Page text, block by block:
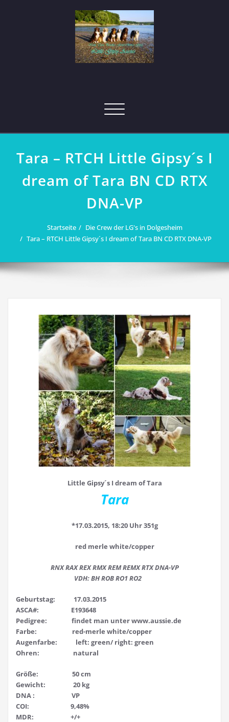
Toggle
Tara – RTCH Little Gipsy´s I
dream of Tara BN CD RTX
DNA-VP
Startseite
Die Crew der LG's in Dolgesheim
Tara – RTCH Little Gipsy´s I dream of Tara BN CD RTX DNA-VP
Little Gipsy´s I dream of Tara
Tara
*17.03.2015, 18:20 Uhr 351g
red merle white/copper
RNX RAX REX RMX REM REMX RTX DNA-VP
VDH: BH ROB RO1 RO2
Geburtstag: 17.03.2015
ASCA#: E193648
Pedigree: findet man unter www.aussie.de
Farbe: red-merle white/copper
Augenfarbe: left: green/ right: green
Ohren: natural
Größe: 50 cm
Gewicht: 20 kg
DNA : VP
COI: 9,48%
MDR: +/+